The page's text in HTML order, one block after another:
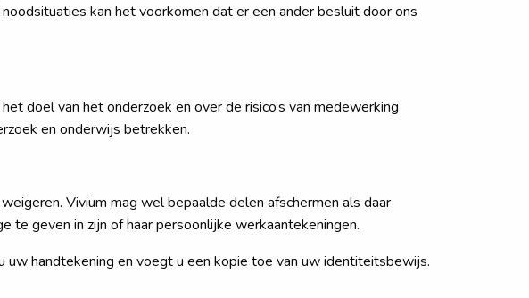
kan het voorkomen dat er een ander besluit door ons
doel van het onderzoek en over de risico’s van medewerking
en onderwijs betrekken.
Vivium mag wel bepaalde delen afschermen als daar
te geven in zijn of haar persoonlijke werkaantekeningen.
uw handtekening en voegt u een kopie toe van uw identiteitsbewijs.